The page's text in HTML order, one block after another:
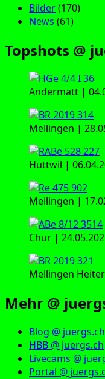
Bilder(170)
News (61)
Topshots @
Andermatt |
Mellingen |
Huttwil |
Mellingen |
Chur |
Mellingen
Mehr @
Blog @ juergs.ch
HBB @ juergs.ch
Livecams @
Portal @